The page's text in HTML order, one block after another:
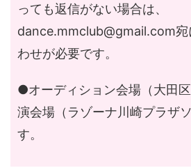
っても返信がない場合は、
dance.mmclub@gmail.com
わせが必要です。
●オーディション会場（大田
演会場（ラゾーナ川崎プラザ
す。